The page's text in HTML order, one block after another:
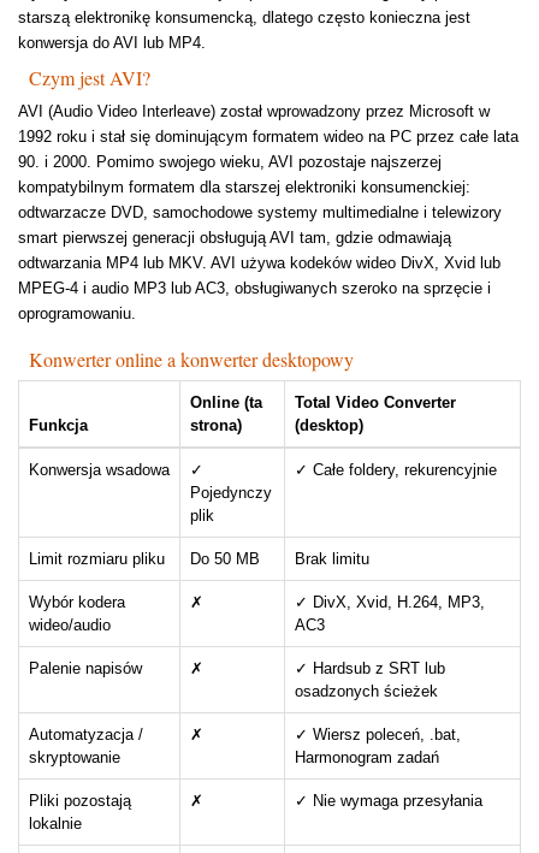
starszą elektronikę konsumencką, dlatego często konieczna jest
konwersja do AVI lub MP4.
Czym jest AVI?
AVI (Audio Video Interleave) został wprowadzony przez Microsoft w
1992 roku i stał się dominującym formatem wideo na PC przez całe lata
90. i 2000. Pomimo swojego wieku, AVI pozostaje najszerzej
kompatybilnym formatem dla starszej elektroniki konsumenckiej:
odtwarzacze DVD, samochodowe systemy multimedialne i telewizory
smart pierwszej generacji obsługują AVI tam, gdzie odmawiają
odtwarzania MP4 lub MKV. AVI używa kodeków wideo DivX, Xvid lub
MPEG-4 i audio MP3 lub AC3, obsługiwanych szeroko na sprzęcie i
oprogramowaniu.
Konwerter online a konwerter desktopowy
Funkcja
Online (ta
strona)
Total Video Converter
(desktop)
Konwersja wsadowa
✓
Pojedynczy
plik
✓ Całe foldery, rekurencyjnie
Limit rozmiaru pliku Do 50 MB Brak limitu
Wybór kodera
wideo/audio
✗
✓ DivX, Xvid, H.264, MP3,
AC3
Palenie napisów ✗
✓ Hardsub z SRT lub
osadzonych ścieżek
Automatyzacja /
skryptowanie
✗
✓ Wiersz poleceń, .bat,
Harmonogram zadań
Pliki pozostają
lokalnie
✗ ✓ Nie wymaga przesyłania